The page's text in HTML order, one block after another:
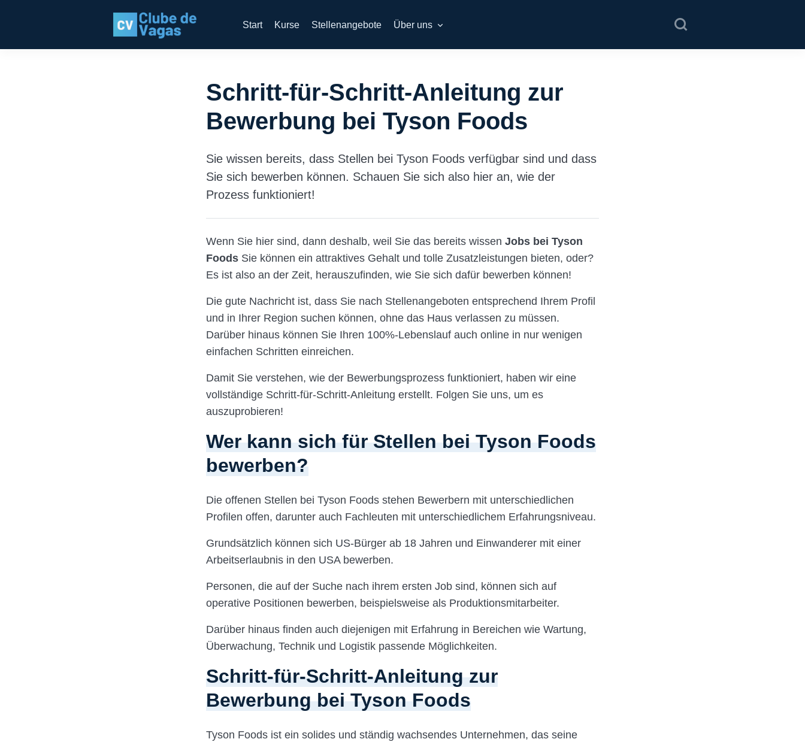
Start Kurse Stellenangebote Über uns
Schritt-für-Schritt-Anleitung zur
Bewerbung bei Tyson Foods
Sie wissen bereits, dass Stellen bei Tyson Foods verfügbar sind und dass
Sie sich bewerben können. Schauen Sie sich also hier an, wie der
Prozess funktioniert!
Wenn Sie hier sind, dann deshalb, weil Sie das bereits wissen Jobs bei Tyson
Foods Sie können ein attraktives Gehalt und tolle Zusatzleistungen bieten, oder?
Es ist also an der Zeit, herauszufinden, wie Sie sich dafür bewerben können!
Die gute Nachricht ist, dass Sie nach Stellenangeboten entsprechend Ihrem Profil
und in Ihrer Region suchen können, ohne das Haus verlassen zu müssen.
Darüber hinaus können Sie Ihren 100%-Lebenslauf auch online in nur wenigen
einfachen Schritten einreichen.
Damit Sie verstehen, wie der Bewerbungsprozess funktioniert, haben wir eine
vollständige Schritt-für-Schritt-Anleitung erstellt. Folgen Sie uns, um es
auszuprobieren!
Wer kann sich für Stellen bei Tyson Foods
bewerben?
Die offenen Stellen bei Tyson Foods stehen Bewerbern mit unterschiedlichen
Profilen offen, darunter auch Fachleuten mit unterschiedlichem Erfahrungsniveau.
Grundsätzlich können sich US-Bürger ab 18 Jahren und Einwanderer mit einer
Arbeitserlaubnis in den USA bewerben.
Personen, die auf der Suche nach ihrem ersten Job sind, können sich auf
operative Positionen bewerben, beispielsweise als Produktionsmitarbeiter.
Darüber hinaus finden auch diejenigen mit Erfahrung in Bereichen wie Wartung,
Überwachung, Technik und Logistik passende Möglichkeiten.
Schritt-für-Schritt-Anleitung zur
Bewerbung bei Tyson Foods
Tyson Foods ist ein solides und ständig wachsendes Unternehmen, das seine